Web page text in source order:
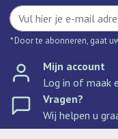
* Door te abonneren, gaat
Mijn account
Log in of maak
Vragen?
Wij helpen u